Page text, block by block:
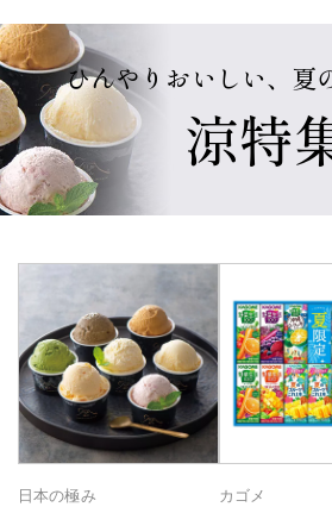
ひんやりおいしい、夏
涼特
日本の極み
カゴメ